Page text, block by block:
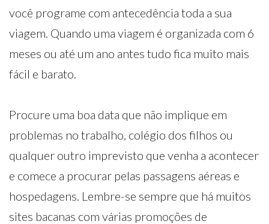
você programe com antecedência toda a sua
viagem. Quando uma viagem é organizada com 6
meses ou até um ano antes tudo fica muito mais
fácil e barato.
Procure uma boa data que não implique em
problemas no trabalho, colégio dos filhos ou
qualquer outro imprevisto que venha a acontecer
e comece a procurar pelas passagens aéreas e
hospedagens. Lembre-se sempre que há muitos
sites bacanas com várias promoções de